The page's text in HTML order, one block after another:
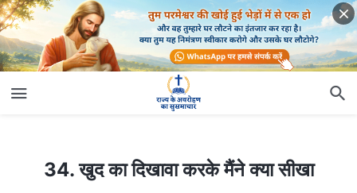
34. खुद का दिखावा करके मैंने क्या सीखा
34. खुद का दिखावा करके मैंने क्या सीखा